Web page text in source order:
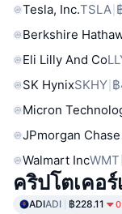
Tesla, Inc.TSLA
Berkshire
Eli Lilly And Co
SK HynixSKHY
Micron
JPmorgan
Walmart IncWMT
คริปโตเคอ
ADIADI ฿228.11